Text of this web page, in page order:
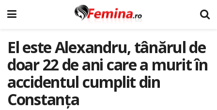
El este Alexandru, tânărul de
doar 22 de ani care a murit în
accidentul cumplit din
Constanța